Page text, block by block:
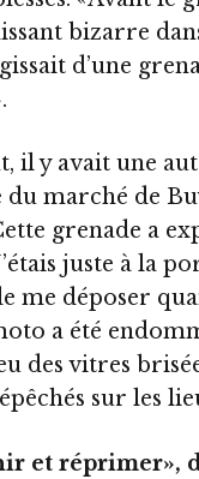
bizarre
d’une
il y avait une
marché de
grenade a
juste à la
me déposer
a été
des vitres
sur les
et réprimer»,